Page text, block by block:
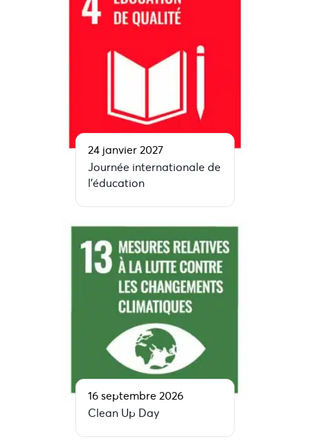
24 janvier 2027
Journée internationale de
l’éducation
16 septembre 2026
Clean Up Day